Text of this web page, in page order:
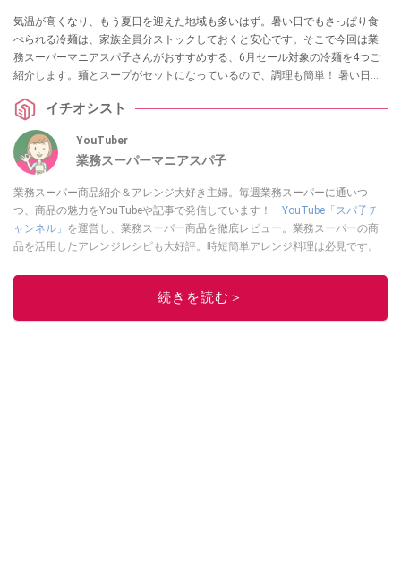
気温が高くなり、もう夏日を迎えた地域も多いはず。暑い日でもさっぱり食
べられる冷麺は、家族全員分ストックしておくと安心です。そこで今回は業
務スーパーマニアスパ子さんがおすすめする、6月セール対象の冷麺を4つご
紹介します。麺とスープがセットになっているので、調理も簡単！ 暑い日の
してみてくださいね。
イチオシスト
YouTuber
業務スーパーマニアスパ子
業務スーパー商品紹介＆アレンジ大好き主婦。毎週業務スーパーに通いつ
つ、商品の魅力をYouTubeや記事で発信しています！ YouTube「スパ子チ
ャンネル」 を運営し、業務スーパー商品を徹底レビュー。業務スーパーの商
品を活用したアレンジレシピも大好評。時短簡単アレンジ料理は必見です。
このイチオシストの他の記事を読む
続きを読む＞